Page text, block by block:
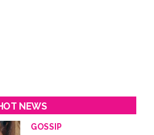
NEWS
GOSSIP